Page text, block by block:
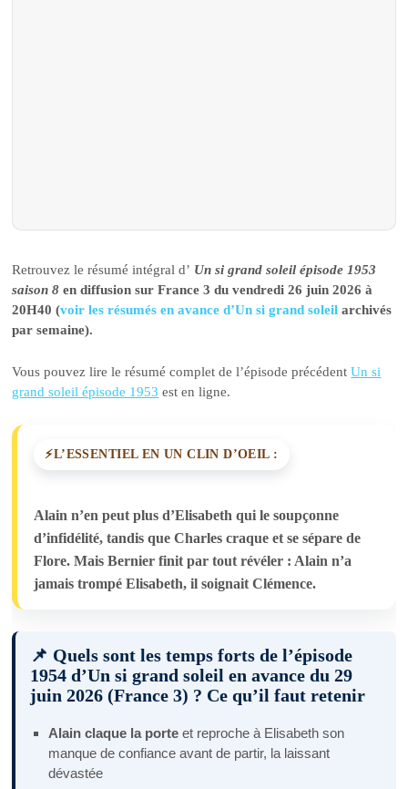
Retrouvez le résumé intégral d’ Un si grand soleil épisode 1953
saison 8 en diffusion sur France 3 du vendredi 26 juin 2026 à
20H40 (voir les résumés en avance d’Un si grand soleil archivés
par semaine).
Vous pouvez lire le résumé complet de l’épisode précédentUn si
grand soleil épisode 1953 est en ligne.
L’ESSENTIEL EN UN CLIN D’OEIL :
Alain n’en peut plus d’Elisabeth qui le soupçonne
d’infidélité, tandis que Charles craque et se sépare de
Flore. Mais Bernier finit par tout révéler : Alain n’a
jamais trompé Elisabeth, il soignait Clémence.
📌 Quels sont les temps forts de l’épisode
1954 d’Un si grand soleil en avance du 29
juin 2026 (France 3) ? Ce qu’il faut retenir
Alain claque la porte et reproche à Elisabeth son
manque de confiance avant de partir, la laissant
dévastée